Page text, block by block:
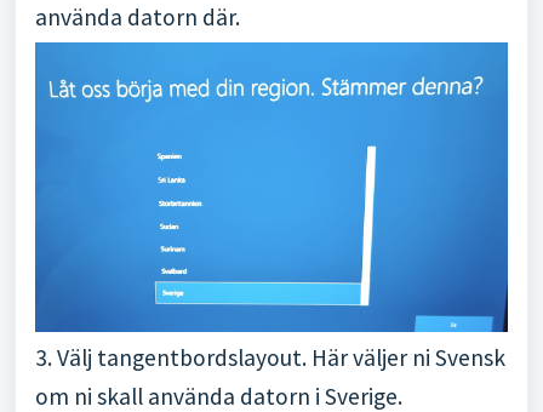
använda datorn där.
3. Välj tangentbordslayout. Här väljer ni Svensk
om ni skall använda datorn i Sverige.